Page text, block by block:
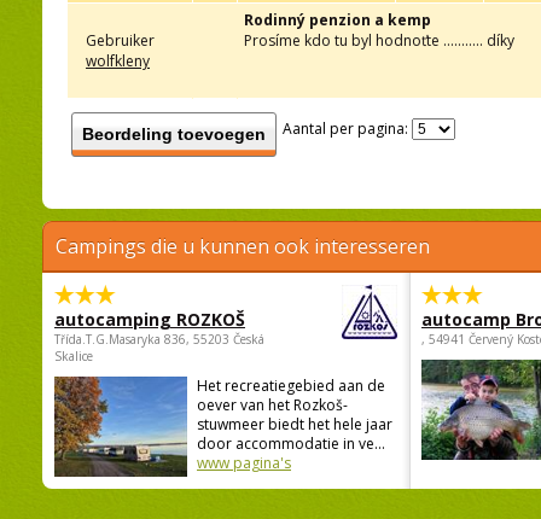
Gebruiker
wolfkleny
Rodinný penzion a kemp
Prosíme kdo tu byl hodnoťte ........... díky
Beordeling toevoegen Aantal per pagina:
Campings die u kunnen ook interesseren
autocamping ROZKOŠ
Třída.T.G.Masaryka 836, 55203 Česká
Skalice
Het recreatiegebied aan de
oever van het Rozkoš-
stuwmeer biedt het hele jaar
door accommodatie in ve...
www pagina's
autocamp
, 54941 Červený